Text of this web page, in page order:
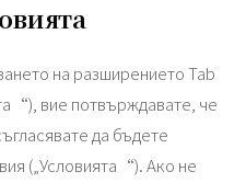
на разширението Tab
вие потвърждавате, че
да бъдете
(„Условията“). Ако не